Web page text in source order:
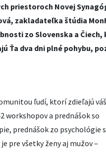
priestoroch Novej
zakladateľka štúdia
zo Slovenska a Čiech,
Ťa dva dni plné pohybu,
ľudí, ktorí zdieľajú
workshopov a prednášok so
prednášok zo psychológie
pre všetky ženy aj mužov –